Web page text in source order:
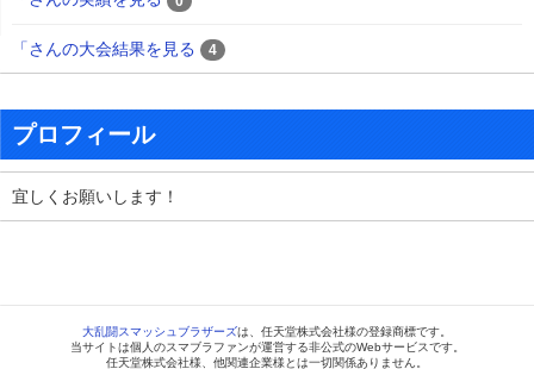
「さんの大会結果を見る 4
プロフィール
宜しくお願いします！
大乱闘スマッシュブラザーズは、任天堂株式会社様の登録商標です。
当サイトは個人のスマブラファンが運営する非公式のWebサービスです。
任天堂株式会社様、他関連企業様とは一切関係ありません。